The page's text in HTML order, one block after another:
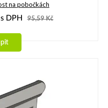
na pobočkách
s DPH 95,59Kč